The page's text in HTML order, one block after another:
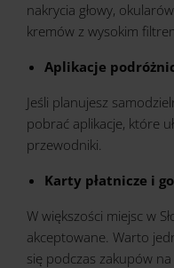
nakrycia głowy,
kremów z wysokim
Aplikacje
Jeśli planujesz
pobrać aplikacje, które
przewodniki.
Karty płatnicze i
W większości miejsc w
akceptowane. Warto
się podczas zakupów